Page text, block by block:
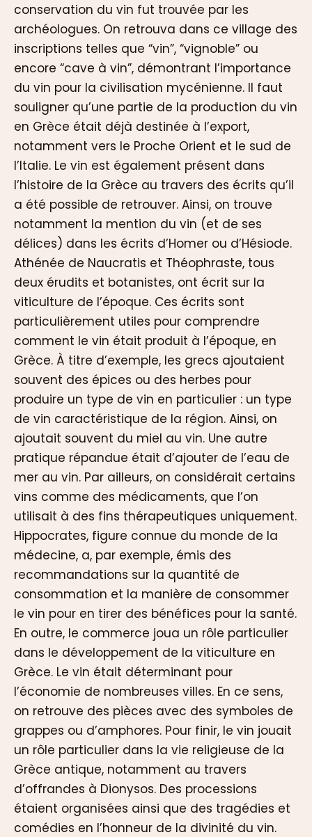
conservation du vin fut trouvée par les
archéologues. On retrouva dans ce village des
inscriptions telles que “vin”, “vignoble” ou
encore “cave à vin”, démontrant l’importance
du vin pour la civilisation mycénienne. Il faut
souligner qu’une partie de la production du vin
en Grèce était déjà destinée à l’export,
notamment vers le Proche Orient et le sud de
l’Italie. Le vin est également présent dans
l’histoire de la Grèce au travers des écrits qu’il
a été possible de retrouver. Ainsi, on trouve
notamment la mention du vin (et de ses
délices) dans les écrits d’Homer ou d’Hésiode.
Athénée de Naucratis et Théophraste, tous
deux érudits et botanistes, ont écrit sur la
viticulture de l’époque. Ces écrits sont
particulièrement utiles pour comprendre
comment le vin était produit à l’époque, en
Grèce. À titre d’exemple, les grecs ajoutaient
souvent des épices ou des herbes pour
produire un type de vin en particulier : un type
de vin caractéristique de la région. Ainsi, on
ajoutait souvent du miel au vin. Une autre
pratique répandue était d’ajouter de l’eau de
mer au vin. Par ailleurs, on considérait certains
vins comme des médicaments, que l’on
utilisait à des fins thérapeutiques uniquement.
Hippocrates, figure connue du monde de la
médecine, a, par exemple, émis des
recommandations sur la quantité de
consommation et la manière de consommer
le vin pour en tirer des bénéfices pour la santé.
En outre, le commerce joua un rôle particulier
dans le développement de la viticulture en
Grèce. Le vin était déterminant pour
l’économie de nombreuses villes. En ce sens,
on retrouve des pièces avec des symboles de
grappes ou d’amphores. Pour finir, le vin jouait
un rôle particulier dans la vie religieuse de la
Grèce antique, notamment au travers
d’offrandes à Dionysos. Des processions
étaient organisées ainsi que des tragédies et
comédies en l’honneur de la divinité du vin.